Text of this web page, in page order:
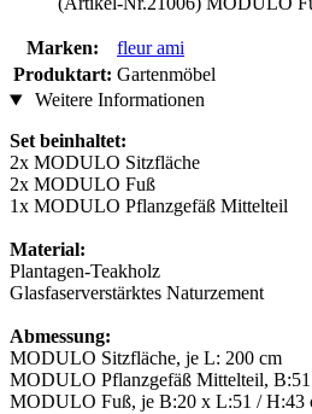
Marken:
fleur ami
Produktart: Gartenmöbel
Weitere Informationen
Set beinhaltet:
2x MODULO Sitzfläche
2x MODULO Fuß
1x MODULO Pflanzgefäß Mittelteil
Material:
Plantagen-Teakholz
Glasfaserverstärktes Naturzement
Abmessung:
MODULO Sitzfläche, je L: 200 cm
MODULO Pflanzgefäß Mittelteil,
MODULO Fuß, je B:20 x L:51 / H:43